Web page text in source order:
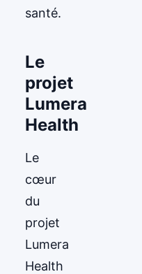
santé.
Le
projet
Lumera
Health
Le
cœur
du
projet
Lumera
Health